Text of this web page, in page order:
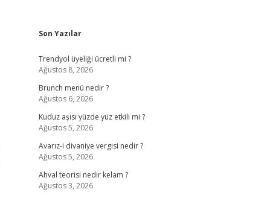
Sidebar
Son Yazılar
Trendyol üyeliği ücretli mi ?
Ağustos 8, 2026
Brunch menü nedir ?
Ağustos 6, 2026
Kuduz aşısı yüzde yüz etkili mi ?
Ağustos 5, 2026
Avarız-i divaniye vergisi nedir ?
Ağustos 5, 2026
Ahval teorisi nedir kelam ?
Ağustos 3, 2026